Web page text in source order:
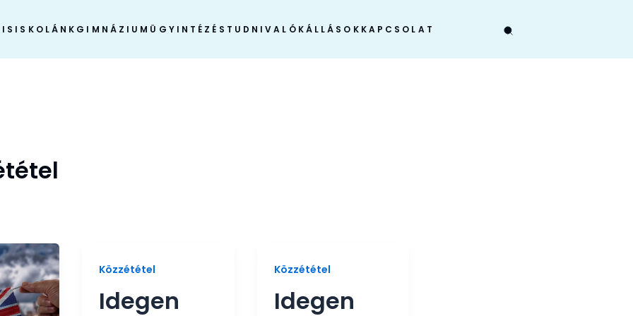
ISKOLÁNK GIMNÁZIUM ÜGYINTÉZÉS TUDNIVALÓKÁLLÁSOK KAPCSOLAT
Közzététel
Idegen
Közzététel
Idegen